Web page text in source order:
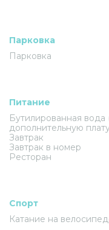
Парковка
Парковка
Питание
Бутилированная вода
дополнительную
Завтрак
Завтрак в номер
Ресторан
Спорт
Катание на